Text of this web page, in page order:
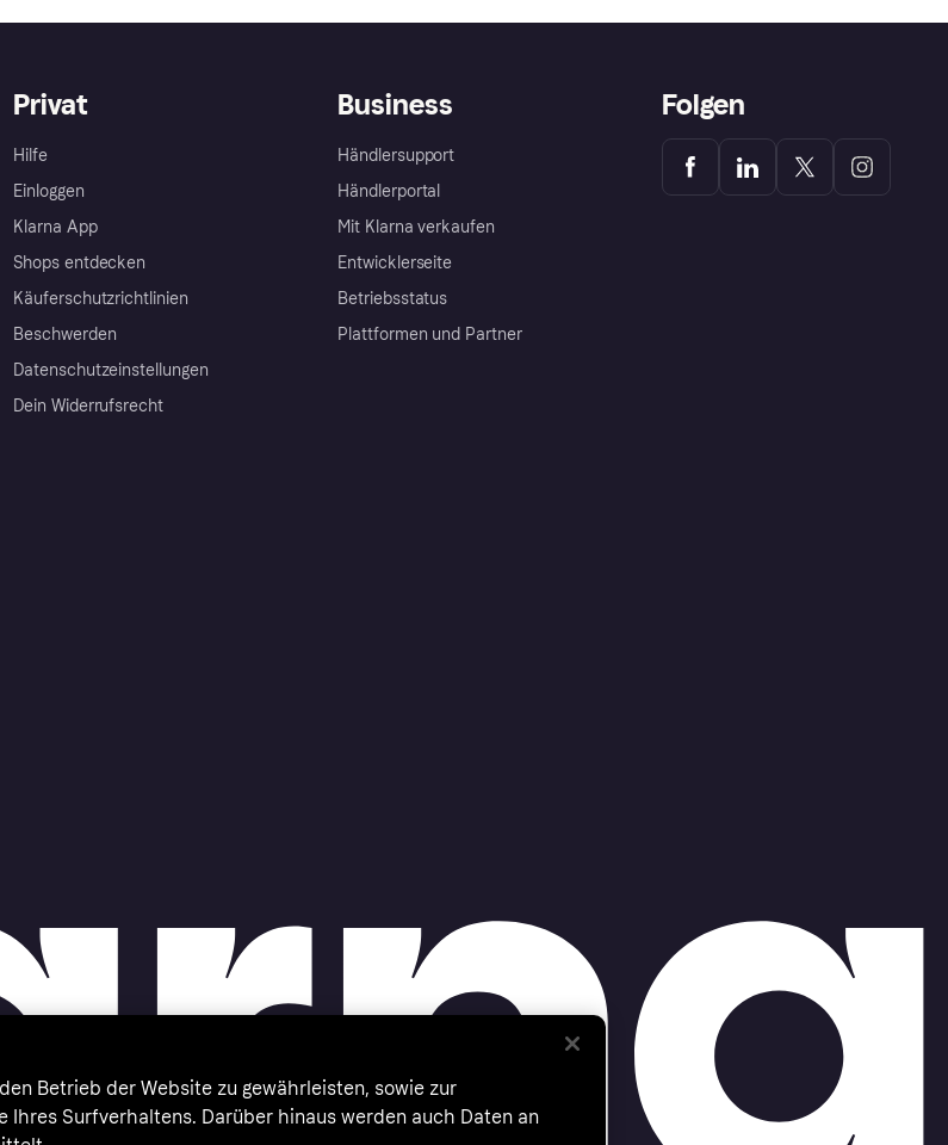
Privat
Hilfe
Einloggen
Klarna App
Shops entdecken
Käuferschutzrichtlinien
Beschwerden
Datenschutzeinstellungen
Dein Widerrufsrecht
Business
Händlersupport
Händlerportal
Mit Klarna verkaufen
Entwicklerseite
Betriebsstatus
Plattformen und Partner
Folgen
Betrieb der Website zu gewährleisten, sowie zur
Ihres Surfverhaltens. Darüber hinaus werden auch Daten an